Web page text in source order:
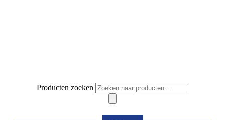
Producten zoeken